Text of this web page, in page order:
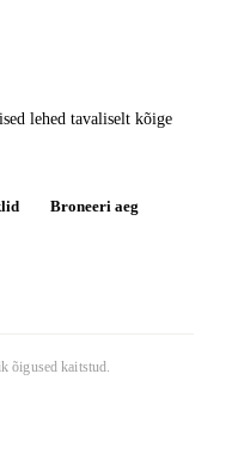
lehed tavaliselt kõige
Broneeri aeg
õigused kaitstud.